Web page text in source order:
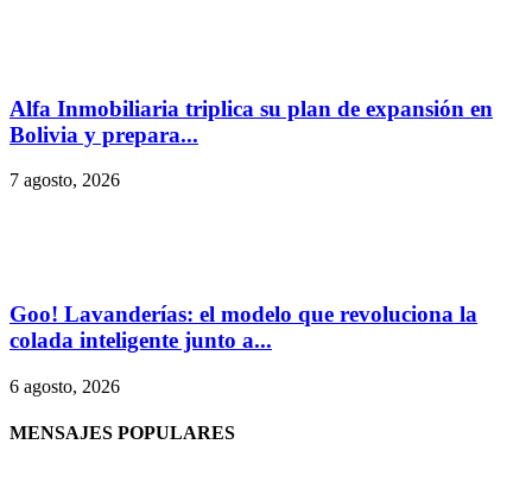
Alfa Inmobiliaria triplica su plan de expansión en
Bolivia y prepara...
7 agosto, 2026
Goo! Lavanderías: el modelo que revoluciona la
colada inteligente junto a...
6 agosto, 2026
MENSAJES POPULARES